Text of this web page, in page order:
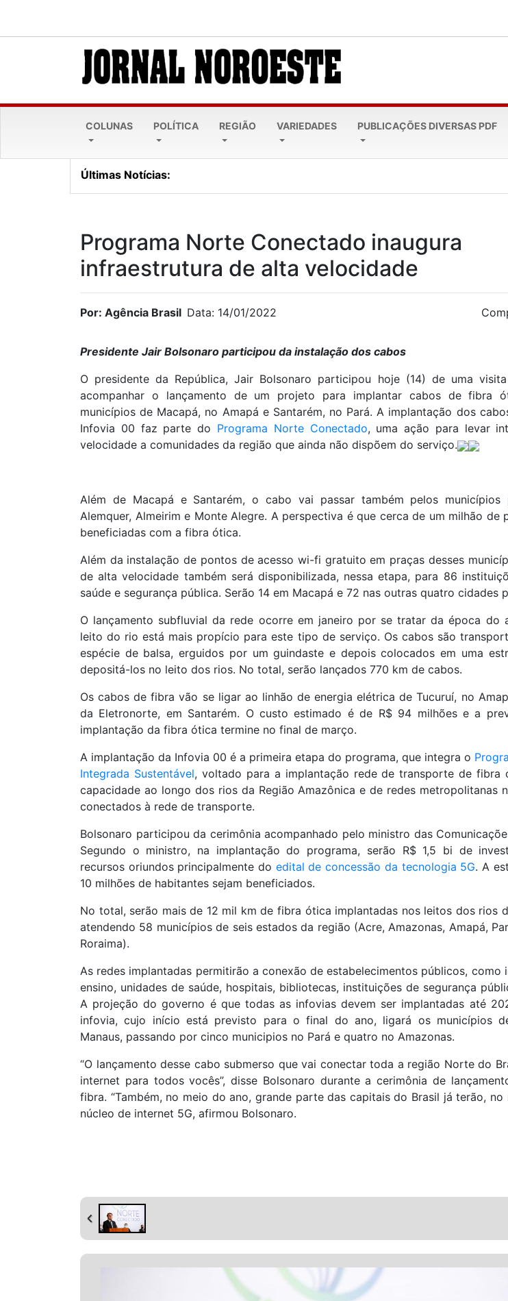
COLUNAS POLÍTICA REGIÃO VARIEDADES PUBLICAÇÕES DIVERSAS PDF
Últimas Notícias:
Programa Norte Conectado inaugura
infraestrutura de alta velocidade
Por: Agência Brasil Data: 14/01/2022
Presidente Jair Bolsonaro participou da instalação dos cabos
O presidente da República, Jair Bolsonaro participou hoje (14) de uma
acompanhar o lançamento de um projeto para implantar cabos de fibra
municípios de Macapá, no Amapá e Santarém, no Pará. A implantação dos
Infovia 00 faz parte do Programa Norte Conectado, uma ação para levar
velocidade a comunidades da região que ainda não dispõem do serviço.
Além de Macapá e Santarém, o cabo vai passar também pelos municípios
Alemquer, Almeirim e Monte Alegre. A perspectiva é que cerca de um milhão de
beneficiadas com a fibra ótica.
Além da instalação de pontos de acesso wi-fi gratuito em praças desses
de alta velocidade também será disponibilizada, nessa etapa, para 86
saúde e segurança pública. Serão 14 em Macapá e 72 nas outras quatro cidades
O lançamento subfluvial da rede ocorre em janeiro por se tratar da época do
leito do rio está mais propício para este tipo de serviço. Os cabos são
espécie de balsa, erguidos por um guindaste e depois colocados em uma
depositá-los no leito dos rios. No total, serão lançados 770 km de cabos.
Os cabos de fibra vão se ligar ao linhão de energia elétrica de Tucuruí, no
da Eletronorte, em Santarém. O custo estimado é de R$ 94 milhões e a
implantação da fibra ótica termine no final de março.
A implantação da Infovia 00 é a primeira etapa do programa, que integra o
Integrada Sustentável, voltado para a implantação rede de transporte de fibra
capacidade ao longo dos rios da Região Amazônica e de redes metropolitanas
conectados à rede de transporte.
Bolsonaro participou da cerimônia acompanhado pelo ministro das
Segundo o ministro, na implantação do programa, serão R$ 1,5 bi de
recursos oriundos principalmente do edital de concessão da tecnologia 5G. A
10 milhões de habitantes sejam beneficiados.
No total, serão mais de 12 mil km de fibra ótica implantadas nos leitos dos rios
atendendo 58 municípios de seis estados da região (Acre, Amazonas, Amapá,
Roraima).
As redes implantadas permitirão a conexão de estabelecimentos públicos, como
ensino, unidades de saúde, hospitais, bibliotecas, instituições de segurança
A projeção do governo é que todas as infovias devem ser implantadas até
infovia, cujo início está previsto para o final do ano, ligará os municípios
Manaus, passando por cinco municipios no Pará e quatro no Amazonas.
“O lançamento desse cabo submerso que vai conectar toda a região Norte do
internet para todos vocês”, disse Bolsonaro durante a cerimônia de
fibra. “Também, no meio do ano, grande parte das capitais do Brasil já terão, no
núcleo de internet 5G, afirmou Bolsonaro.